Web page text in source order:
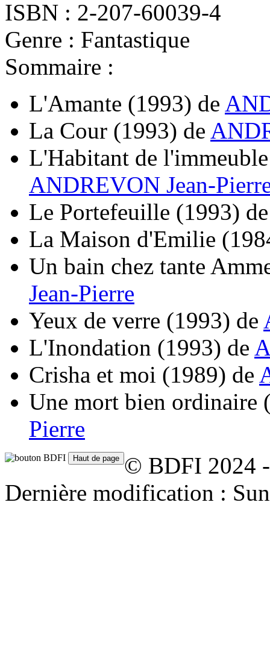
ISBN : 2-207-60039-4
Genre : Fantastique
Sommaire :
L'Amante (1993) de
La Cour (1993) de
L'Habitant de
ANDREVON Jean-
Le Portefeuille (1993)
La Maison d'Emilie
Un bain chez tante
Jean-Pierre
Yeux de verre (1993) de
L'Inondation (1993) de
Crisha et moi (1989) de
Une mort bien ordinaire
Pierre
© BDFI 2024
Dernière modification :